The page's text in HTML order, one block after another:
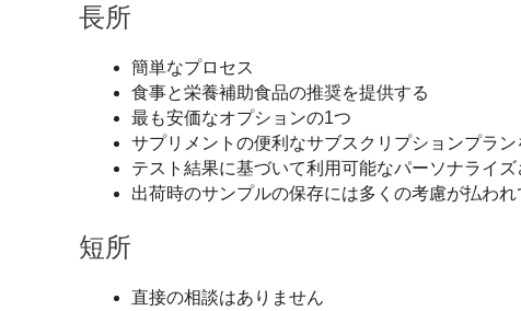
長所
簡単なプロセス
食事と栄養補助食品の推奨を提供する
最も安価なオプションの1つ
サプリメントの便利なサブスクリプションプラ
テスト結果に基づいて利用可能なパーソナライ
出荷時のサンプルの保存には多くの考慮が払われ
短所
直接の相談はありません